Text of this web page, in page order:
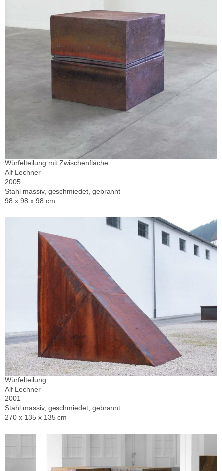
Würfelteilung mit Zwischenfläche
Alf Lechner
2005
Stahl massiv, geschmiedet, gebrannt
98 x 98 x 98 cm
Würfelteilung
Alf Lechner
2001
Stahl massiv, geschmiedet, gebrannt
270 x 135 x 135 cm